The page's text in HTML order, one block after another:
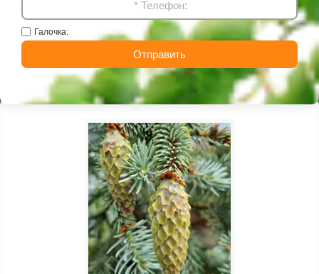
Галочка:
Отправить